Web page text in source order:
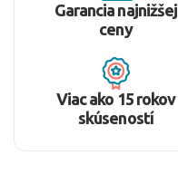
Garancia najnižšej
ceny
Viac ako 15 rokov
skúseností